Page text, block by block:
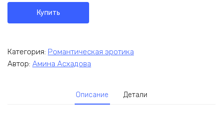
Купить
Категория: Романтическая эротика
Автор: Амина Асхадова
Описание Детали